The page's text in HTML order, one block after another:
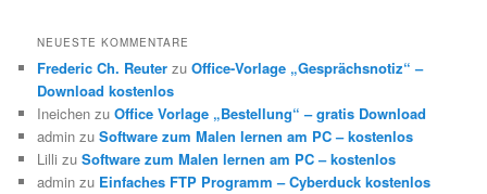
NEUESTE KOMMENTARE
Frederic Ch. Reuter zuOffice-Vorlage „Gesprächsnotiz“ –
Download kostenlos
Ineichen zuOffice Vorlage „Bestellung“ – gratis Download
admin zuSoftware zum Malen lernen am PC – kostenlos
Lilli zuSoftware zum Malen lernen am PC – kostenlos
admin zu Einfaches FTP Programm – Cyberduck kostenlos